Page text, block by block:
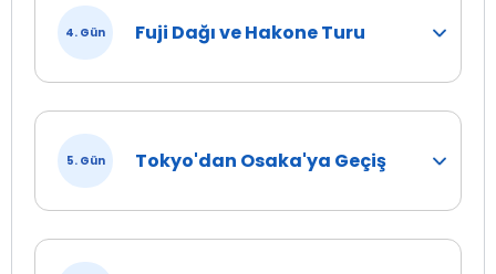
4. Gün Fuji Dağı ve Hakone Turu
5. Gün Tokyo'dan Osaka'ya Geçiş